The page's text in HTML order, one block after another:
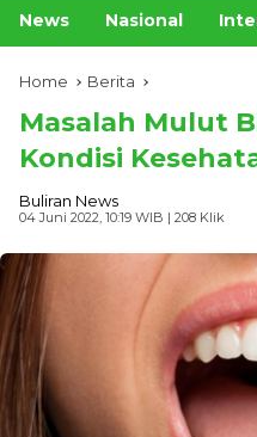
News Nasional
Home Berita
Masalah Mulut
Kondisi
Buliran News
04 Juni 2022, 10:19 WIB | 208 Klik